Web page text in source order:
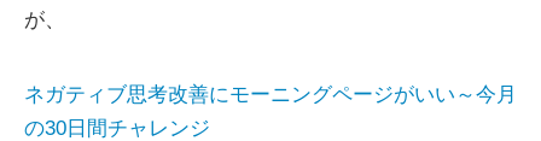
が、
ネガティブ思考改善にモーニングページがいい～今月
の30日間チャレンジ